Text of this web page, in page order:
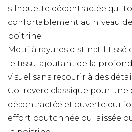
silhouette décontractée qui
confortablement au niveau
poitrine
Motif à rayures distinctif tissé
le tissu, ajoutant de la
visuel sans recourir à des
Col revere classique pour une
décontractée et ouverte qui
effort boutonnée ou laissée